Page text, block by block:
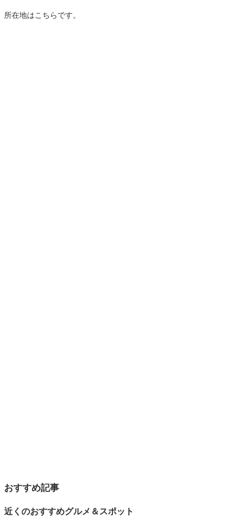
所在地はこちらです。
おすすめ記事
近くのおすすめグルメ＆スポット